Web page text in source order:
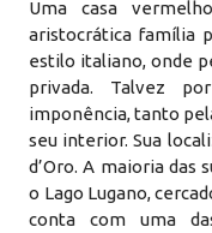
Uma casa
aristocrática família
estilo italiano, onde
privada. Talvez
imponência, tanto
seu interior. Sua
d’Oro. A maioria das
o Lago Lugano,
conta com uma